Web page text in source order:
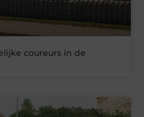
coureurs in de